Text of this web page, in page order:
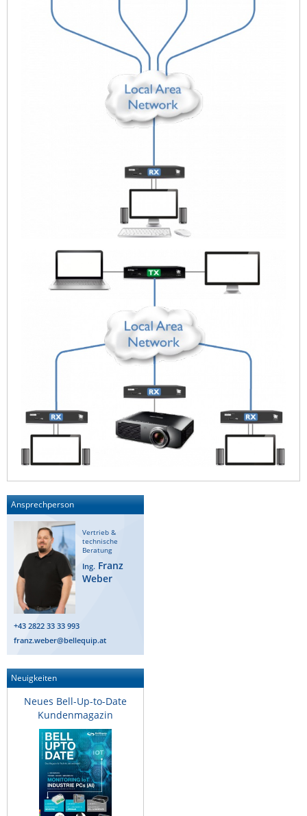
Ansprechperson
Vertrieb &
technische
Beratung
Ing. Franz
Weber
+43 2822 33 33 993
franz.weber@bellequip.at
Neuigkeiten
Neues Bell-Up-to-Date
Kundenmagazin